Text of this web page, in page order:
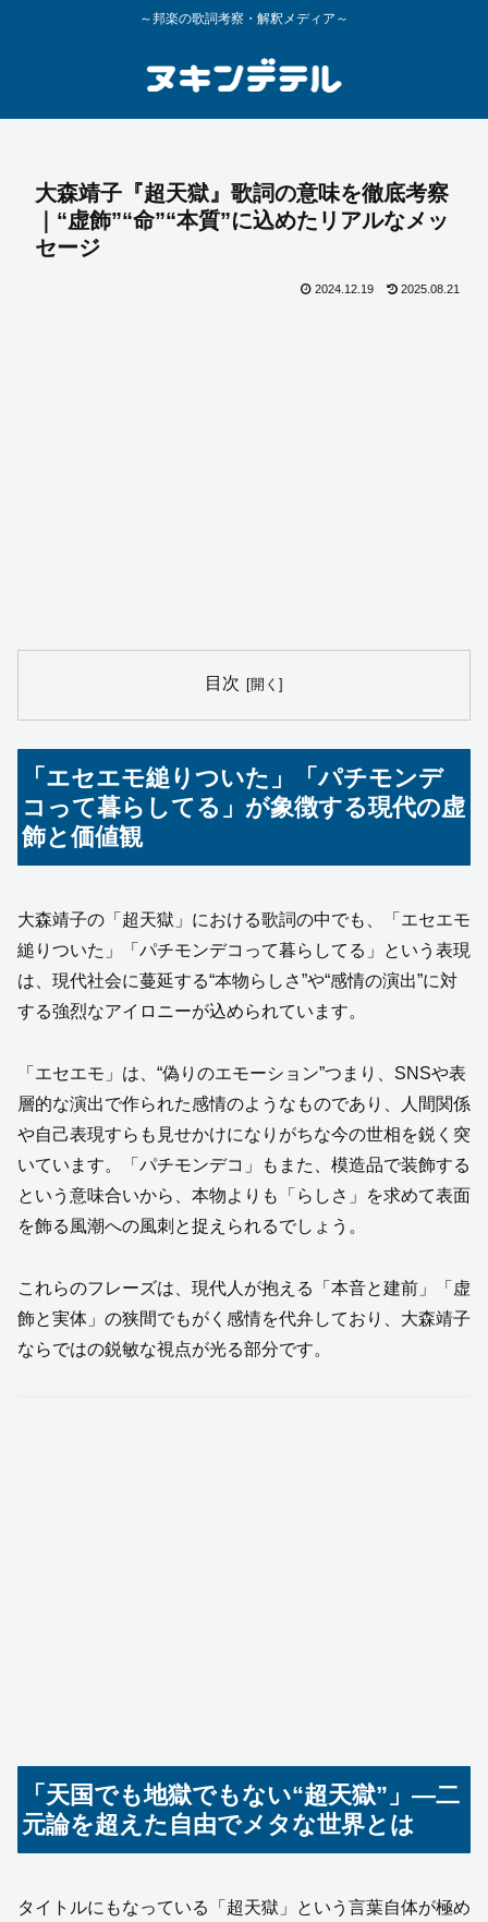
～邦楽の歌詞考察・解釈メディア～
大森靖子『超天獄』歌詞の意味を徹底考察
｜“虚飾”“命”“本質”に込めたリアルなメッ
セージ
2024.12.19 2025.08.21
目次
「エセエモ縋りついた」「パチモンデ
コって暮らしてる」が象徴する現代の虚
飾と価値観
大森靖子の「超天獄」における歌詞の中でも、「エセエモ
縋りついた」「パチモンデコって暮らしてる」という表現
は、現代社会に蔓延する“本物らしさ”や“感情の演出”に対
する強烈なアイロニーが込められています。
「エセエモ」は、“偽りのエモーション”つまり、SNSや表
層的な演出で作られた感情のようなものであり、人間関係
や自己表現すらも見せかけになりがちな今の世相を鋭く突
いています。「パチモンデコ」もまた、模造品で装飾する
という意味合いから、本物よりも「らしさ」を求めて表面
を飾る風潮への風刺と捉えられるでしょう。
これらのフレーズは、現代人が抱える「本音と建前」「虚
飾と実体」の狭間でもがく感情を代弁しており、大森靖子
ならではの鋭敏な視点が光る部分です。
「天国でも地獄でもない“超天獄”」—二
元論を超えた自由でメタな世界とは
タイトルにもなっている「超天獄」という言葉自体が極め